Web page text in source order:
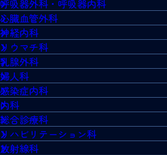
呼吸器外科・呼吸器内科
心臓血管外科
神経内科
リウマチ科
乳腺外科
婦人科
感染症内科
内科
総合診療科
リハビリテーション科
放射線科